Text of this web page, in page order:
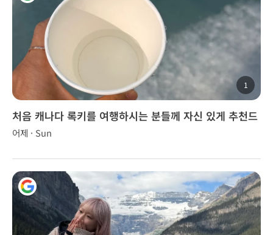
1
처음 캐나다 록키를 여행하시는 분들께 자신 있게 추천드
립니다.
어제 · Sun